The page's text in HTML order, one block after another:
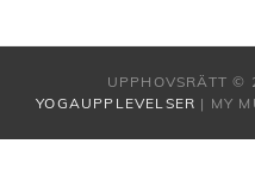
UPPHOVSRÄTT ©
YOGAUPPLEVELSER | MY